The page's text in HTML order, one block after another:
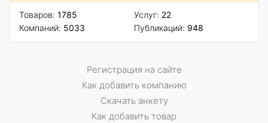
Товаров: 1785
Компаний: 5033
Услуг: 22
Публикаций: 948
Регистрация на сайте
Как добавить компанию
Скачать анкету
Как добавить товар